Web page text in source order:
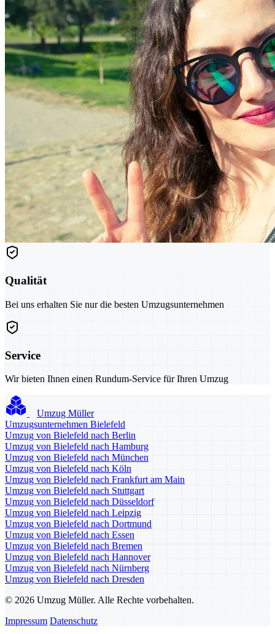
Qualität
Bei uns erhalten Sie nur die besten Umzugsunternehmen
Service
Wir bieten Ihnen einen Rundum-Service für Ihren Umzug
Umzug Müller
Umzugsunternehmen Bielefeld
Umzug von Bielefeld nach Berlin
Umzug von Bielefeld nach Hamburg
Umzug von Bielefeld nach München
Umzug von Bielefeld nach Köln
Umzug von Bielefeld nach Frankfurt am Main
Umzug von Bielefeld nach Stuttgart
Umzug von Bielefeld nach Düsseldorf
Umzug von Bielefeld nach Leipzig
Umzug von Bielefeld nach Dortmund
Umzug von Bielefeld nach Essen
Umzug von Bielefeld nach Bremen
Umzug von Bielefeld nach Hannover
Umzug von Bielefeld nach Nürnberg
Umzug von Bielefeld nach Dresden
© 2026 Umzug Müller. Alle Rechte vorbehalten.
Impressum Datenschutz